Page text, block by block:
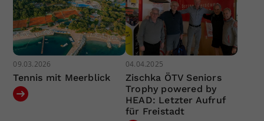
09.03.2026
Tennis mit Meerblick
04.04.2025
Zischka ÖTV Seniors
Trophy powered by
HEAD: Letzter Aufruf
für Freistadt